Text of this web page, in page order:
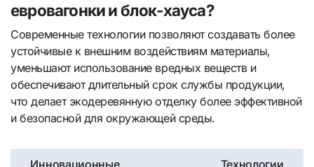
евровагонки и блок-хауса?
Современные технологии позволяют создавать более
устойчивые к внешним воздействиям материалы,
уменьшают использование вредных веществ и
обеспечивают длительный срок службы продукции,
что делает экодеревянную отделку более эффективной
и безопасной для окружающей среды.
Навигация
Инновационные
Технологии